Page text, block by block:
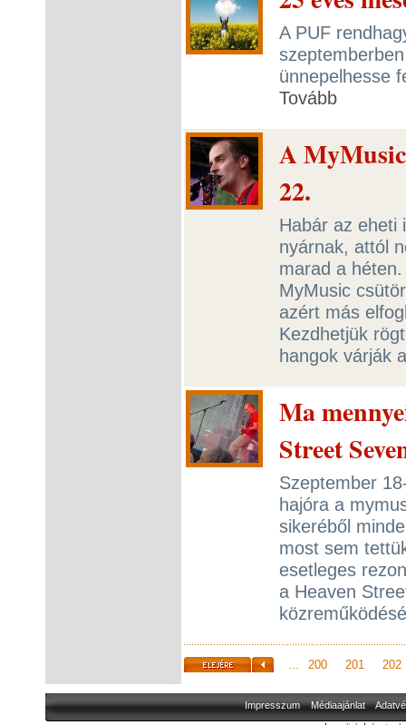
A PUF
ünnepelhesse
Tovább
A
22.
Habár az eheti
nyárnak, attól
marad a
MyMusic
azért más
Kezdhetjük
hangok várják
Ma
Street
Szeptember
hajóra a
sikeréből
most sem
esetleges
a Heaven
... 200 201 202
Impresszum Médiaajánlat